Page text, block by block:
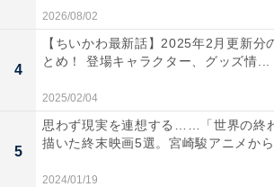
A4サイズのノートには、すべてのミー
書き留めています。遠征の際は、移動
ール、練習時間といったことも書いて
2026/08/02
4
【ちいかわ最新話】2025年2月更新分
とめ！ 登場キャラクター、グッズ情...
2025/02/04
5
思わず現実を連想する……「世界の終
描いた終末映画5選。宮崎駿アニメから
2024/01/19